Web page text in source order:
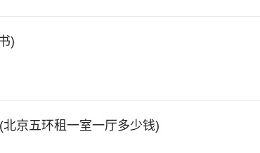
)
京五环租一室一厅多少钱)